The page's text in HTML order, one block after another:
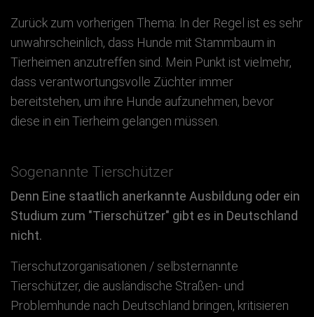
Zurück zum vorherigen Thema: In der Regel ist es sehr
unwahrscheinlich, dass Hunde mit Stammbaum in
Tierheimen anzutreffen sind. Mein Punkt ist vielmehr,
dass verantwortungsvolle Züchter immer
bereitstehen, um ihre Hunde aufzunehmen, bevor
diese in ein Tierheim gelangen müssen.
Sogenannte Tierschützer
Denn Eine staatlich anerkannte Ausbildung oder ein
Studium zum "Tierschützer" gibt es in Deutschland
nicht.
Tierschutzorganisationen / selbsternannte
Tierschützer, die ausländische Straßen- und
Problemhunde nach Deutschland bringen, kritisieren